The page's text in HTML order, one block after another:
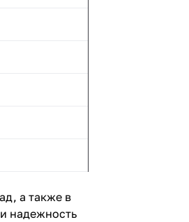
а также в
надежность